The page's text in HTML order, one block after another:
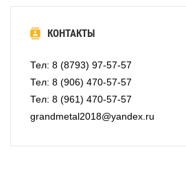
КОНТАКТЫ
Тел: 8 (8793) 97-57-57
Тел: 8 (906) 470-57-57
Тел: 8 (961) 470-57-57
grandmetal2018@yandex.ru